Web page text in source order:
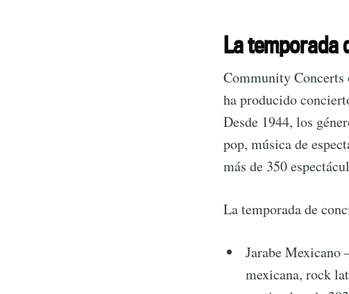
La temporada
Community
ha producido
Desde 1944, los
pop, música de
más de 350
La temporada de
Jarabe Mexicano
mexicana, rock